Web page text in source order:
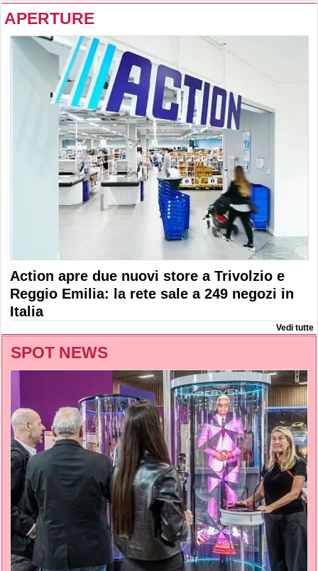
APERTURE
Action apre due nuovi store a Trivolzio e
Reggio Emilia: la rete sale a 249 negozi in
Italia
Vedi tutte
SPOT NEWS